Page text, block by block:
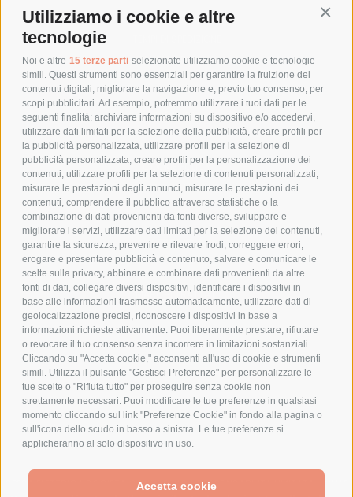
Utilizziamo i cookie e altre
tecnologie
Noi e altre 15 terze parti selezionate utilizziamo cookie e tecnologie
simili. Questi strumenti sono essenziali per garantire la fruizione dei
contenuti digitali, migliorare la navigazione e, previo tuo consenso, per
scopi pubblicitari. Ad esempio, potremmo utilizzare i tuoi dati per le
seguenti finalità: archiviare informazioni su dispositivo e/o accedervi,
utilizzare dati limitati per la selezione della pubblicità, creare profili per
la pubblicità personalizzata, utilizzare profili per la selezione di
pubblicità personalizzata, creare profili per la personalizzazione dei
contenuti, utilizzare profili per la selezione di contenuti personalizzati,
misurare le prestazioni degli annunci, misurare le prestazioni dei
contenuti, comprendere il pubblico attraverso statistiche o la
combinazione di dati provenienti da fonti diverse, sviluppare e
migliorare i servizi, utilizzare dati limitati per la selezione dei contenuti,
garantire la sicurezza, prevenire e rilevare frodi, correggere errori,
erogare e presentare pubblicità e contenuto, salvare e comunicare le
scelte sulla privacy, abbinare e combinare dati provenienti da altre
fonti di dati, collegare diversi dispositivi, identificare i dispositivi in
base alle informazioni trasmesse automaticamente, utilizzare dati di
geolocalizzazione precisi, riconoscere i dispositivi in base a
informazioni richieste attivamente. Puoi liberamente prestare, rifiutare
o revocare il tuo consenso senza incorrere in limitazioni sostanziali.
Cliccando su "Accetta cookie," acconsenti all'uso di cookie e strumenti
simili. Utilizza il pulsante "Gestisci Preferenze" per personalizzare le
tue scelte o "Rifiuta tutto" per proseguire senza cookie non
strettamente necessari. Puoi modificare le tue preferenze in qualsiasi
momento cliccando sul link "Preferenze Cookie" in fondo alla pagina o
sull'icona dello scudo in basso a sinistra. Le tue preferenze si
applicheranno al solo dispositivo in uso.
Accetta cookie
COSTI DI SPEDIZIONE
POLITICA DI RESO
POLICY
PRIVACY POLICY
COOKIE POLICY
PAGAMENTI SICURI
AZIENDA
CHI SIAMO
MARCHI TRATTATI
CONDOMINI
Bonifico
Bancario
SPESA ELETTRICA SOCIETA CONSORTILE A RESPONSABILITA LIMITATA - VIALE